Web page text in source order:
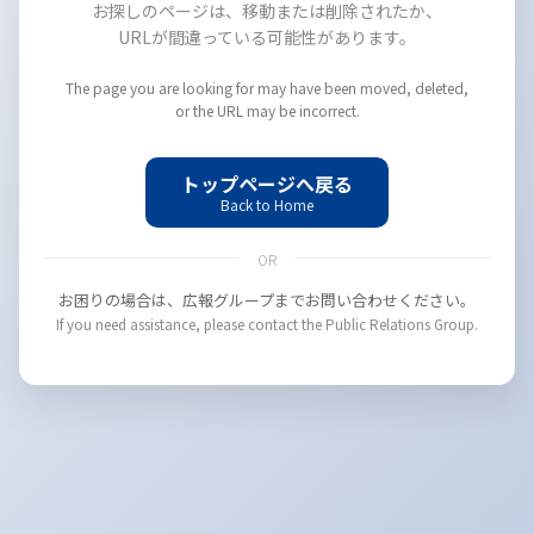
お探しのページは、移動または削除されたか、
URLが間違っている可能性があります。
The page you are looking for may have been moved, deleted,
or the URL may be incorrect.
トップページへ戻る
Back to Home
OR
お困りの場合は、広報グループまでお問い合わせください。
If you need assistance, please contact the Public Relations Group.